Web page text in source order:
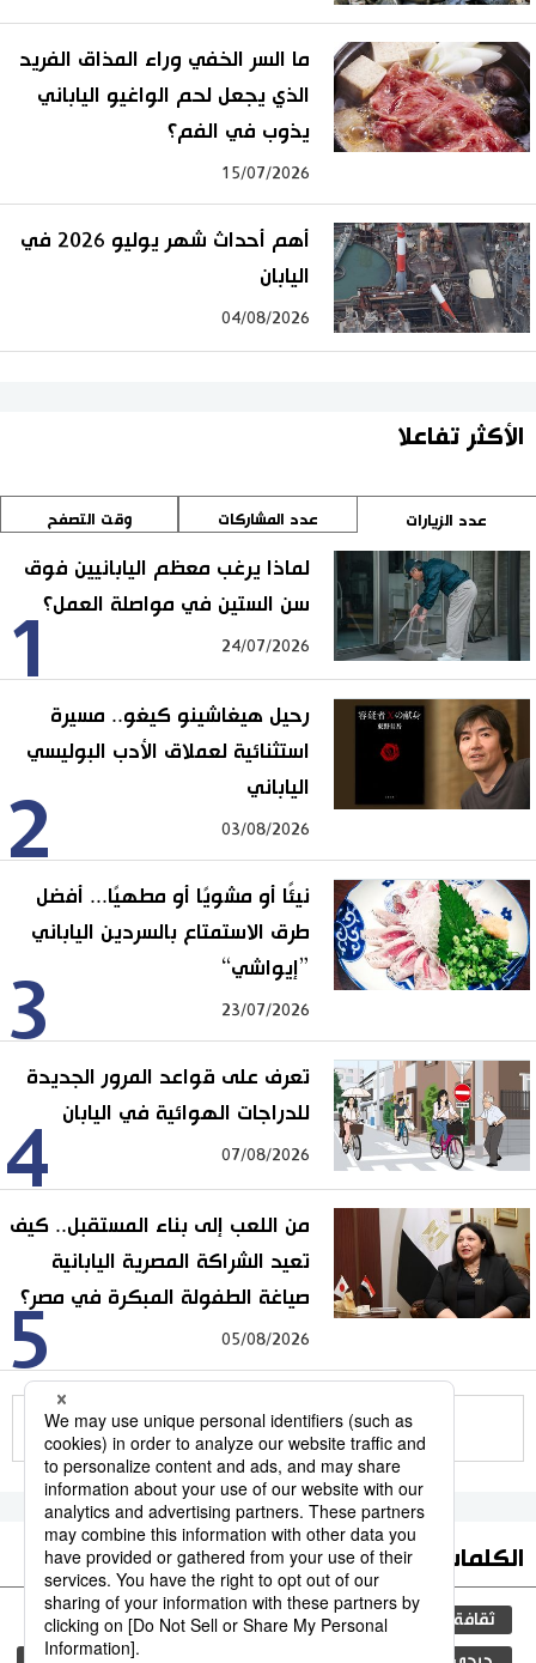
ما السر الخفي وراء المذاق الفريد
الذي يجعل لحم الواغيو الياباني
يذوب في الفم؟
15/07/2026
أهم أحداث شهر يوليو 2026 في
اليابان
04/08/2026
الأكثر تفاعلا
عدد الزيارات عدد المشاركات وقت التصفح
1
لماذا يرغب معظم اليابانيين فوق
سن الستين في مواصلة العمل؟
24/07/2026
2
رحيل هيغاشينو كيغو.. مسيرة
استثنائية لعملاق الأدب البوليسي
الياباني
03/08/2026
3
نيئًا أو مشويًا أو مطهيًا... أفضل
طرق الاستمتاع بالسردين الياباني
”إيواشي“
23/07/2026
4
تعرف على قواعد المرور الجديدة
للدراجات الهوائية في اليابان
07/08/2026
5
من اللعب إلى بناء المستقبل.. كيف
تعيد الشراكة المصرية اليابانية
صياغة الطفولة المبكرة في مصر؟
05/08/2026
للمزيد
الكلمات الأكثر بحثا
ثقافة التعليم الياباني اليابان مجتمع